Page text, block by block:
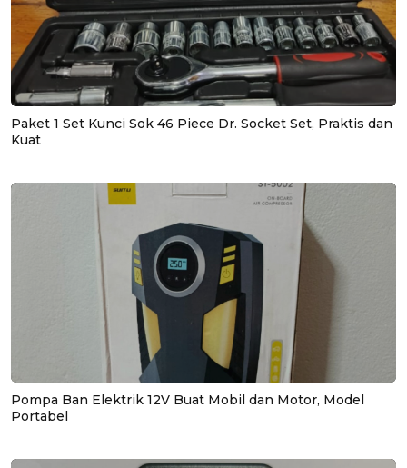
Paket 1 Set Kunci Sok 46 Piece Dr. Socket Set, Praktis dan
Kuat
Pompa Ban Elektrik 12V Buat Mobil dan Motor, Model
Portabel